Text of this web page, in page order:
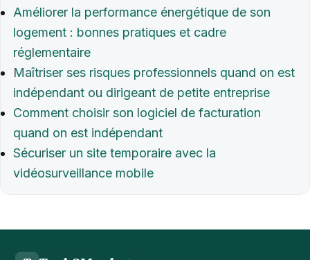
Améliorer la performance énergétique de son
logement : bonnes pratiques et cadre
réglementaire
Maîtriser ses risques professionnels quand on est
indépendant ou dirigeant de petite entreprise
Comment choisir son logiciel de facturation
quand on est indépendant
Sécuriser un site temporaire avec la
vidéosurveillance mobile